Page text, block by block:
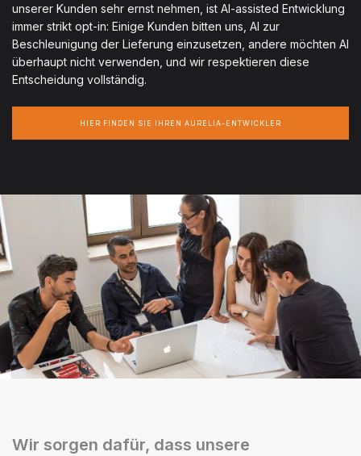
unserer Kunden sehr ernst nehmen, ist AI-assisted Entwicklung
immer strikt opt-in: Einige Kunden bitten uns, AI zur
Beschleunigung der Lieferung einzusetzen, andere möchten AI
überhaupt nicht verwenden, und wir respektieren diese
Entscheidung vollständig.
HIER FINDEN SIE IHREN AURELIA-ENTWICKLER
Wir sorgen dafür, dass unsere